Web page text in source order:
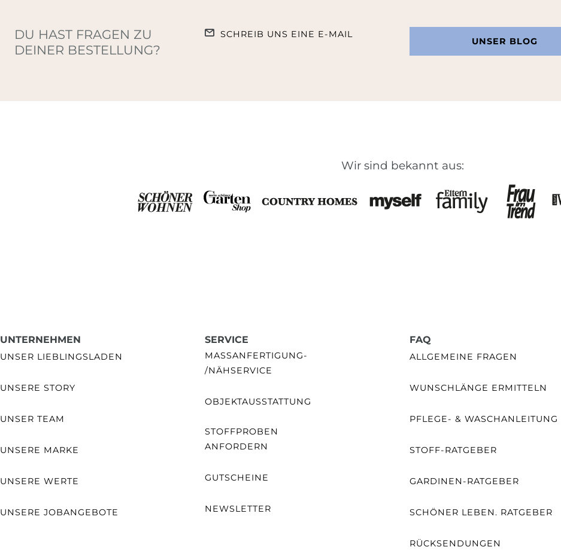
DU HAST FRAGEN ZU
DEINER BESTELLUNG?
SCHREIB UNS EINE E-MAIL
UNSER BLOG
Wir sind bekannt aus:
UNTERNEHMEN
UNSER LIEBLINGSLADEN
UNSERE STORY
UNSER TEAM
UNSERE MARKE
UNSERE WERTE
UNSERE JOBANGEBOTE
SERVICE
MASSANFERTIGUNG- /
NÄHSERVICE
OBJEKTAUSSTATTUNG
STOFFPROBEN
ANFORDERN
GUTSCHEINE
NEWSLETTER
FAQ
ALLGEMEINE FRAGEN
WUNSCHLÄNGE ERMITTELN
PFLEGE- & WASCHANLEITUNG
STOFF-RATGEBER
GARDINEN-RATGEBER
SCHÖNER LEBEN. RATGEBER
RÜCKSENDUNGEN